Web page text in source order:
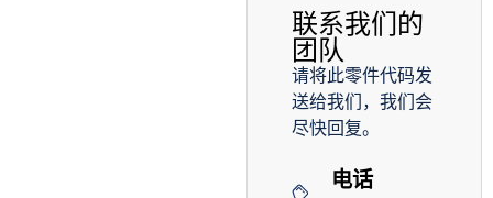
联系我们的
团队
请将此零件代码发
送给我们，我们会
尽快回复。
电话